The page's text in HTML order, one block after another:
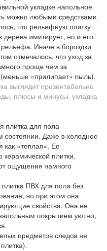
укладке напольное
можно любыми средствами.
что рельефную плитку
дерева имитирует, но и его
Иначе в бороздки
отмечалось, что уход за
проще чем за
«прилипает» пыль).
выглядит презентабельно
плитка для пола
состоянии. Даже в холодное
как «теплая». Ее
керамической плитки.
ощущения намного
ПВХ для пола без
но при этом она
свойства. Она не
покрытием уютно,
предметов следов не